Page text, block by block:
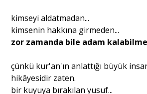
kimseyi aldatmadan...
kimsenin hakkına girmeden...
zor zamanda bile adam
çünkü kur'an'ın anlattığı büyük
hikâyesidir zaten.
bir kuyuya bırakılan yusuf...